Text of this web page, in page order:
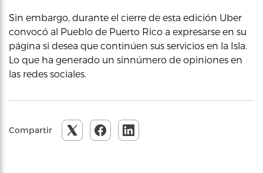
Sin embargo, durante el cierre de esta edición Uber
convocó al Pueblo de Puerto Rico a expresarse en su
página si desea que continúen sus servicios en la Isla.
Lo que ha generado un sinnúmero de opiniones en
las redes sociales.
Compartir